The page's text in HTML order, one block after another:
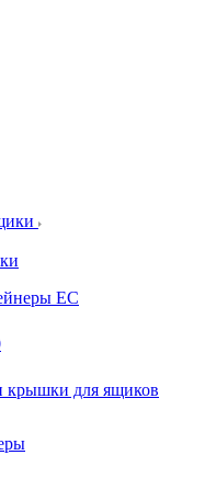
ЕС
крышки для ящиков